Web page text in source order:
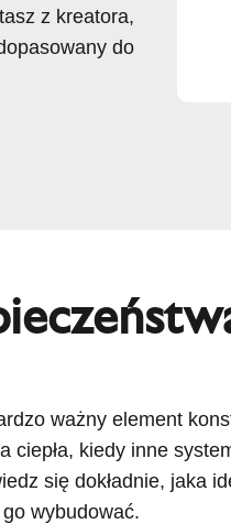
z kreatora,
do
ważny element
ciepła, kiedy inne
się dokładnie, jaka
wybudować.